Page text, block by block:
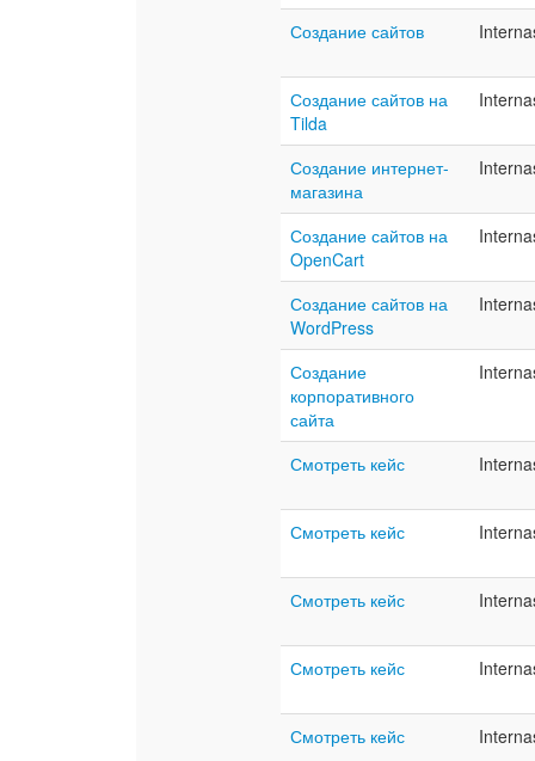
Создание сайтов
Создание сайтов на
Tilda
Создание интернет-
магазина
Создание сайтов на
OpenCart
Создание сайтов на
WordPress
Создание
корпоративного
сайта
Смотреть кейс
Смотреть кейс
Смотреть кейс
Смотреть кейс
Смотреть кейс